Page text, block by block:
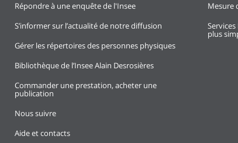
Répondre à une enquête de l'Insee
S’informer sur l’actualité de notre diffusion
Gérer les répertoires des personnes physiques
Bibliothèque de l’Insee Alain Desrosières
Commander une prestation, acheter une
publication
Nous suivre
Aide et contacts
Mesure
plus